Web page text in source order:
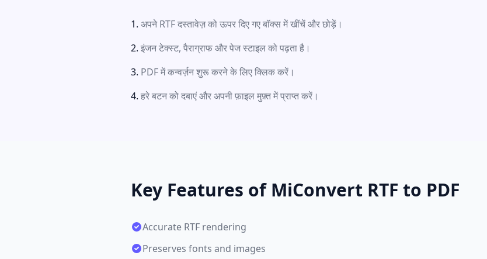
अपने RTF दस्तावेज़ को ऊपर दिए गए बॉक्स में खींचें और छोड़ें।
इंजन टेक्स्ट, पैराग्राफ और पेज स्टाइल को पढ़ता है।
PDF में कन्वर्ज़न शुरू करने के लिए क्लिक करें।
हरे बटन को दबाएं और अपनी फ़ाइल मुफ़्त में प्राप्त करें।
Key Features of MiConvert RTF to PDF
Accurate RTF rendering
Preserves fonts and images